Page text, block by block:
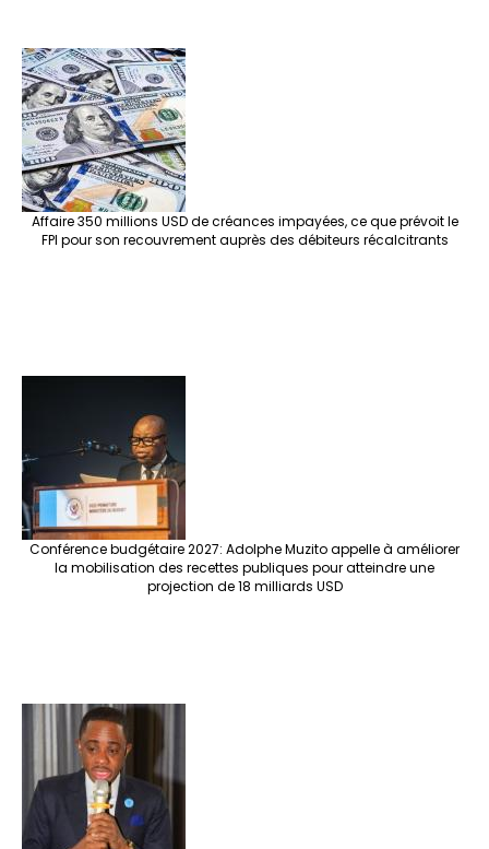
Affaire 350 millions USD de créances impayées, ce que prévoit le
FPI pour son recouvrement auprès des débiteurs récalcitrants
Conférence budgétaire 2027: Adolphe Muzito appelle à améliorer
la mobilisation des recettes publiques pour atteindre une
projection de 18 milliards USD